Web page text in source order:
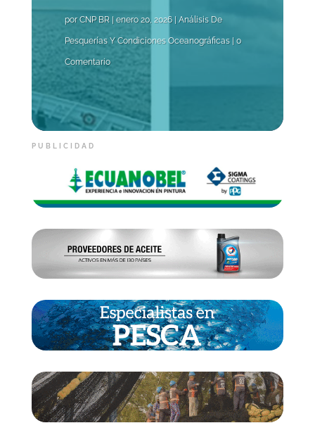
porCNP BR| enero 20, 2026| Análisis De
Pesquerías Y Condiciones Oceanográficas| 0
Comentario